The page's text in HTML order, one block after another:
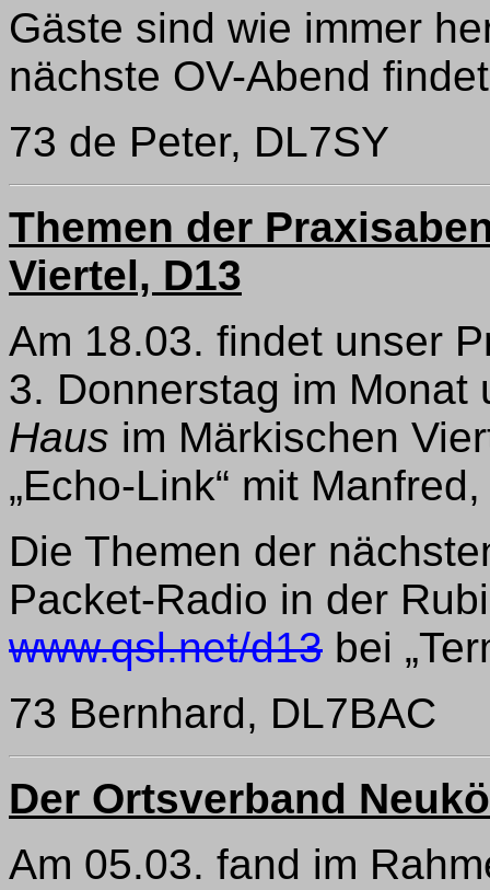
Gäste sind wie immer
nächste OV-Abend
73 de Peter, DL7SY
Themen der
Viertel, D13
Am 18.03. findet unser
3. Donnerstag im
Haus im Märkischen
„Echo-Link“ mit
Die Themen der
Packet-Radio in der
www.qsl.net/d13 bei
73 Bernhard, DL7BAC
Der Ortsverband
Am 05.03. fand im